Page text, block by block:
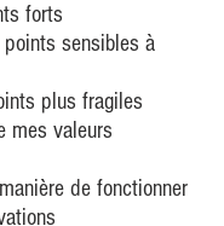
forts
points sensibles à
plus fragiles
mes valeurs
de fonctionner